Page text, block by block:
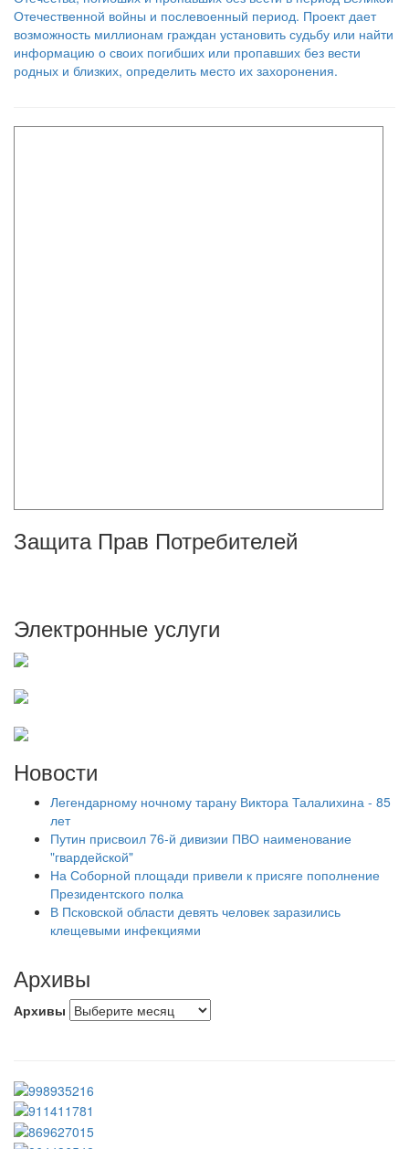
Защита Прав Потребителей
Электронные услуги
Новости
Легендарному ночному тарану Виктора Талалихина - 85
лет
Путин присвоил 76-й дивизии ПВО наименование
"гвардейской"
На Соборной площади привели к присяге пополнение
Президентского полка
В Псковской области девять человек заразились
клещевыми инфекциями
Архивы
Архивы